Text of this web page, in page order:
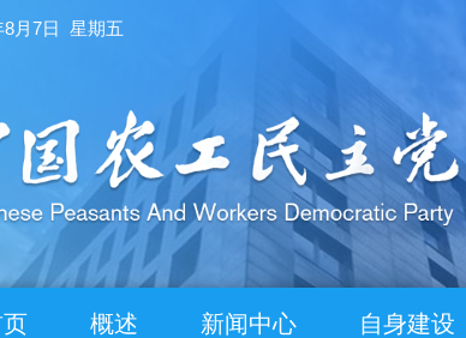
8月7日 星期五
概述 新闻中心 自身建设